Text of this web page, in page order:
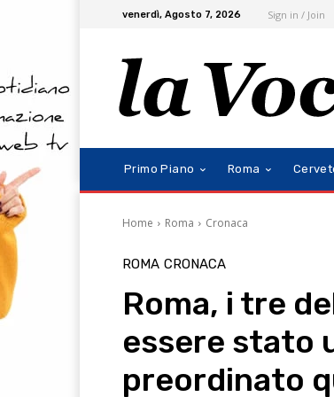
venerdì, Agosto 7, 2026 Sign in / Join
Primo Piano Roma
Home Roma Cronaca
ROMA CRONACA
Roma, i tre
essere stato
preordinato